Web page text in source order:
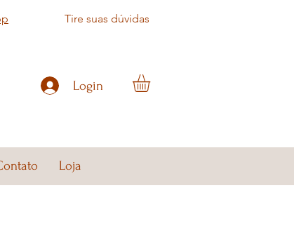
Tire suas dúvidas
Login
Loja